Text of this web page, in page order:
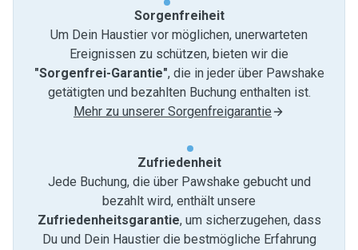
Sorgenfreiheit
Um Dein Haustier vor möglichen, unerwarteten
Ereignissen zu schützen, bieten wir die
"Sorgenfrei-Garantie", die in jeder über Pawshake
getätigten und bezahlten Buchung enthalten ist.
Mehr zu unserer Sorgenfreigarantie
Zufriedenheit
Jede Buchung, die über Pawshake gebucht und
bezahlt wird, enthält unsere
Zufriedenheitsgarantie, um sicherzugehen, dass
Du und Dein Haustier die bestmögliche Erfahrung